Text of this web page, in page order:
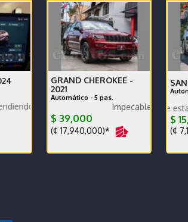
compra de otro.
GRAND CHEROKEE -
2021
Automático - 5 pas.
$ 39,000
(¢ 17,940,000)*
Poco km. Excelente estado Super
$
(¢